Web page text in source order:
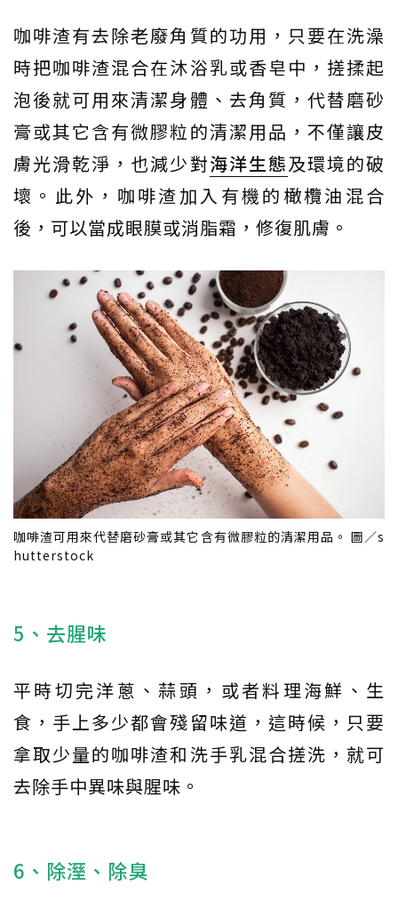
咖啡渣有去除老廢角質的功用，只要在洗澡
時把咖啡渣混合在沐浴乳或香皂中，搓揉起
泡後就可用來清潔身體、去角質，代替磨砂
膏或其它含有微膠粒的清潔用品，不僅讓皮
膚光滑乾淨，也減少對海洋生態及環境的破
壞。此外，咖啡渣加入有機的橄欖油混合
後，可以當成眼膜或消脂霜，修復肌膚。
咖啡渣可用來代替磨砂膏或其它含有微膠粒的清潔用品。 圖／s
hutterstock
5、去腥味
平時切完洋蔥、蒜頭，或者料理海鮮、生
食，手上多少都會殘留味道，這時候，只要
拿取少量的咖啡渣和洗手乳混合搓洗，就可
去除手中異味與腥味。
6、除溼、除臭